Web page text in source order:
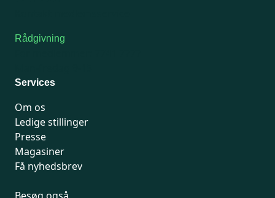
Rådgivning
Services
Om os
Ledige stillinger
Presse
Magasiner
Få nyhedsbrev